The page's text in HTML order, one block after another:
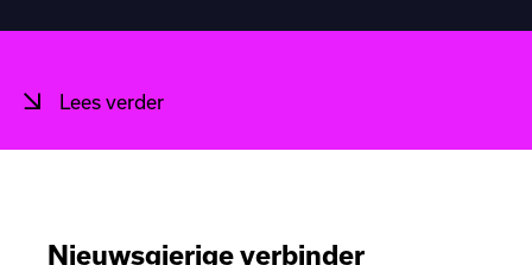
Lees verder
Nieuwsgierige verbinder